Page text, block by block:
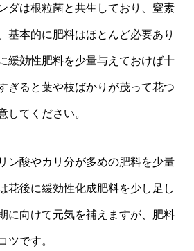
ダは根粒菌と共生しており、窒素
基本的に肥料はほとんど必要あり
緩効性肥料を少量与えておけば十
ぎると葉や枝ばかりが茂って花つ
してください。
ン酸やカリ分が多めの肥料を少量
花後に緩効性化成肥料を少し足し
に向けて元気を補えますが、肥料
ツです。